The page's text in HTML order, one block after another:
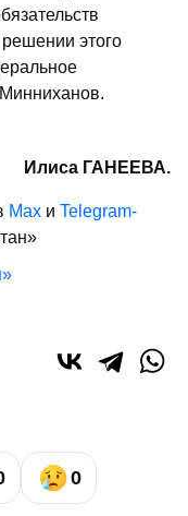
этого
Илиса ГАНЕЕВА.
Max и Telegram-
0